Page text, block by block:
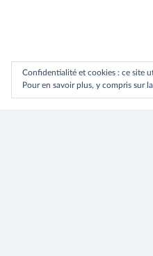
Confidentialité et cookies : ce site
Pour en savoir plus, y compris sur